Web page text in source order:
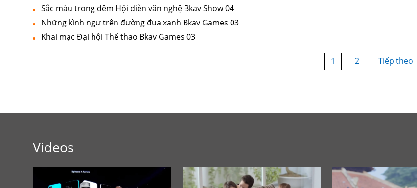
Sắc màu trong đêm Hội diễn văn nghệ Bkav Show 04
Những kình ngư trên đường đua xanh Bkav Games 03
Khai mạc Đại hội Thể thao Bkav Games 03
1 2 Tiếp theo
Videos